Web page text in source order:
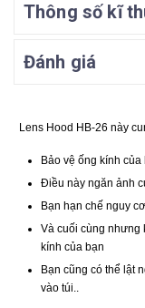
Thông số kĩ
Đánh giá
Lens Hood HB-26 này
Bảo vệ ống kính
Điều này ngăn ảnh
Bạn hạn chế nguy
Và cuối cùng nhưng
kính của bạn
Bạn cũng có thể lật
vào túi..